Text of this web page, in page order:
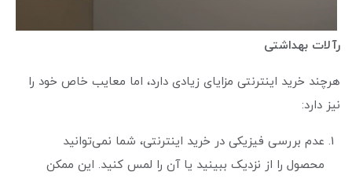
رآلات بهداشتی
هرچند خرید اینترنتی مزایای زیادی دارد، اما معایب خاص خود را
نیز دارد:
عدم بررسی فیزیکی در خرید اینترنتی، شما نمی‌توانید
محصول را از نزدیک ببینید یا آن را لمس کنید. این ممکن